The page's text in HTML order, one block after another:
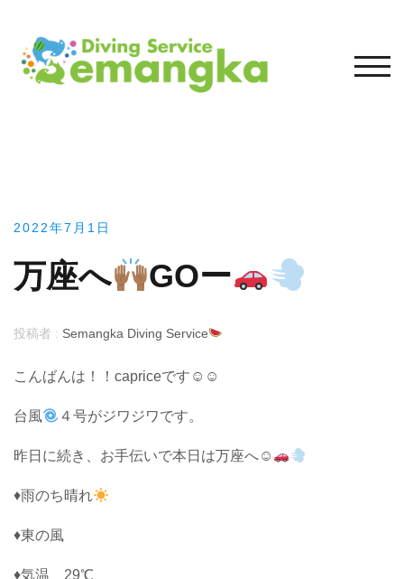
モバ
2022年7月1日
万座へ GOー
投稿者 : Semangka Diving Service
こんばんは！！capriceです☺︎☺︎
台風 ４号がジワジワです。
昨日に続き、お手伝いで本日は万座へ☺︎
♦雨のち晴れ
♦東の風
♦気温 29℃